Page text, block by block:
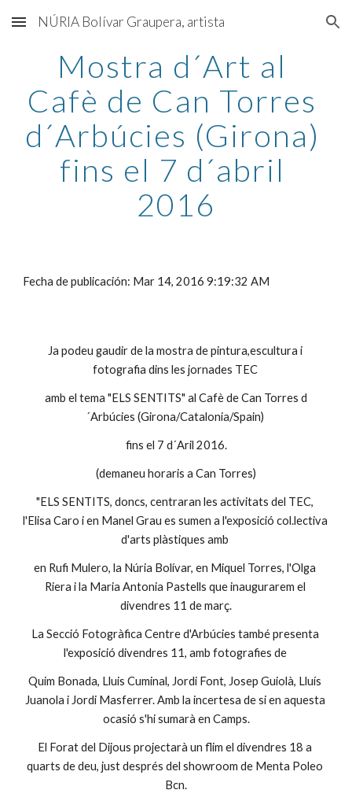
Skip to main content Skip to navigation
NÚRIA Bolívar Graupera, artista
Mostra d´Art al
Cafè de Can Torres
d´Arbúcies (Girona)
fins el 7 d´abril
2016
Fecha de publicación: Mar 14, 2016 9:19:32 AM
Ja podeu gaudir de la mostra de pintura,escultura i
fotografia dins les jornades TEC
amb el tema "ELS SENTITS" al Cafè de Can Torres d
´Arbúcies (Girona/Catalonia/Spain)
fins el 7 d´Aril 2016.
(demaneu horaris a Can Torres)
"ELS SENTITS, doncs, centraran les activitats del TEC,
l'Elisa Caro i en Manel Grau es sumen a l'exposició col.lectiva
d'arts plàstiques amb
en Rufi Mulero, la Núria Bolívar, en Miquel Torres, l'Olga
Riera i la Maria Antonia Pastells que inaugurarem el
divendres 11 de març.
La Secció Fotogràfica Centre d'Arbúcies també presenta
l'exposició divendres 11, amb fotografies de
Quim Bonada, Lluis Cuminal, Jordi Font, Josep Guiolà, Lluís
Juanola i Jordi Masferrer. Amb la incertesa de si en aquesta
ocasió s'hi sumarà en Camps.
El Forat del Dijous projectarà un flim el divendres 18 a
quarts de deu, just després del showroom de Menta Poleo
Bcn.